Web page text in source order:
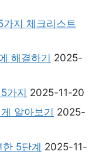
지 체크리스트
해결하기 2025-
가지 2025-11-20
알아보기 2025-
5단계 2025-11-